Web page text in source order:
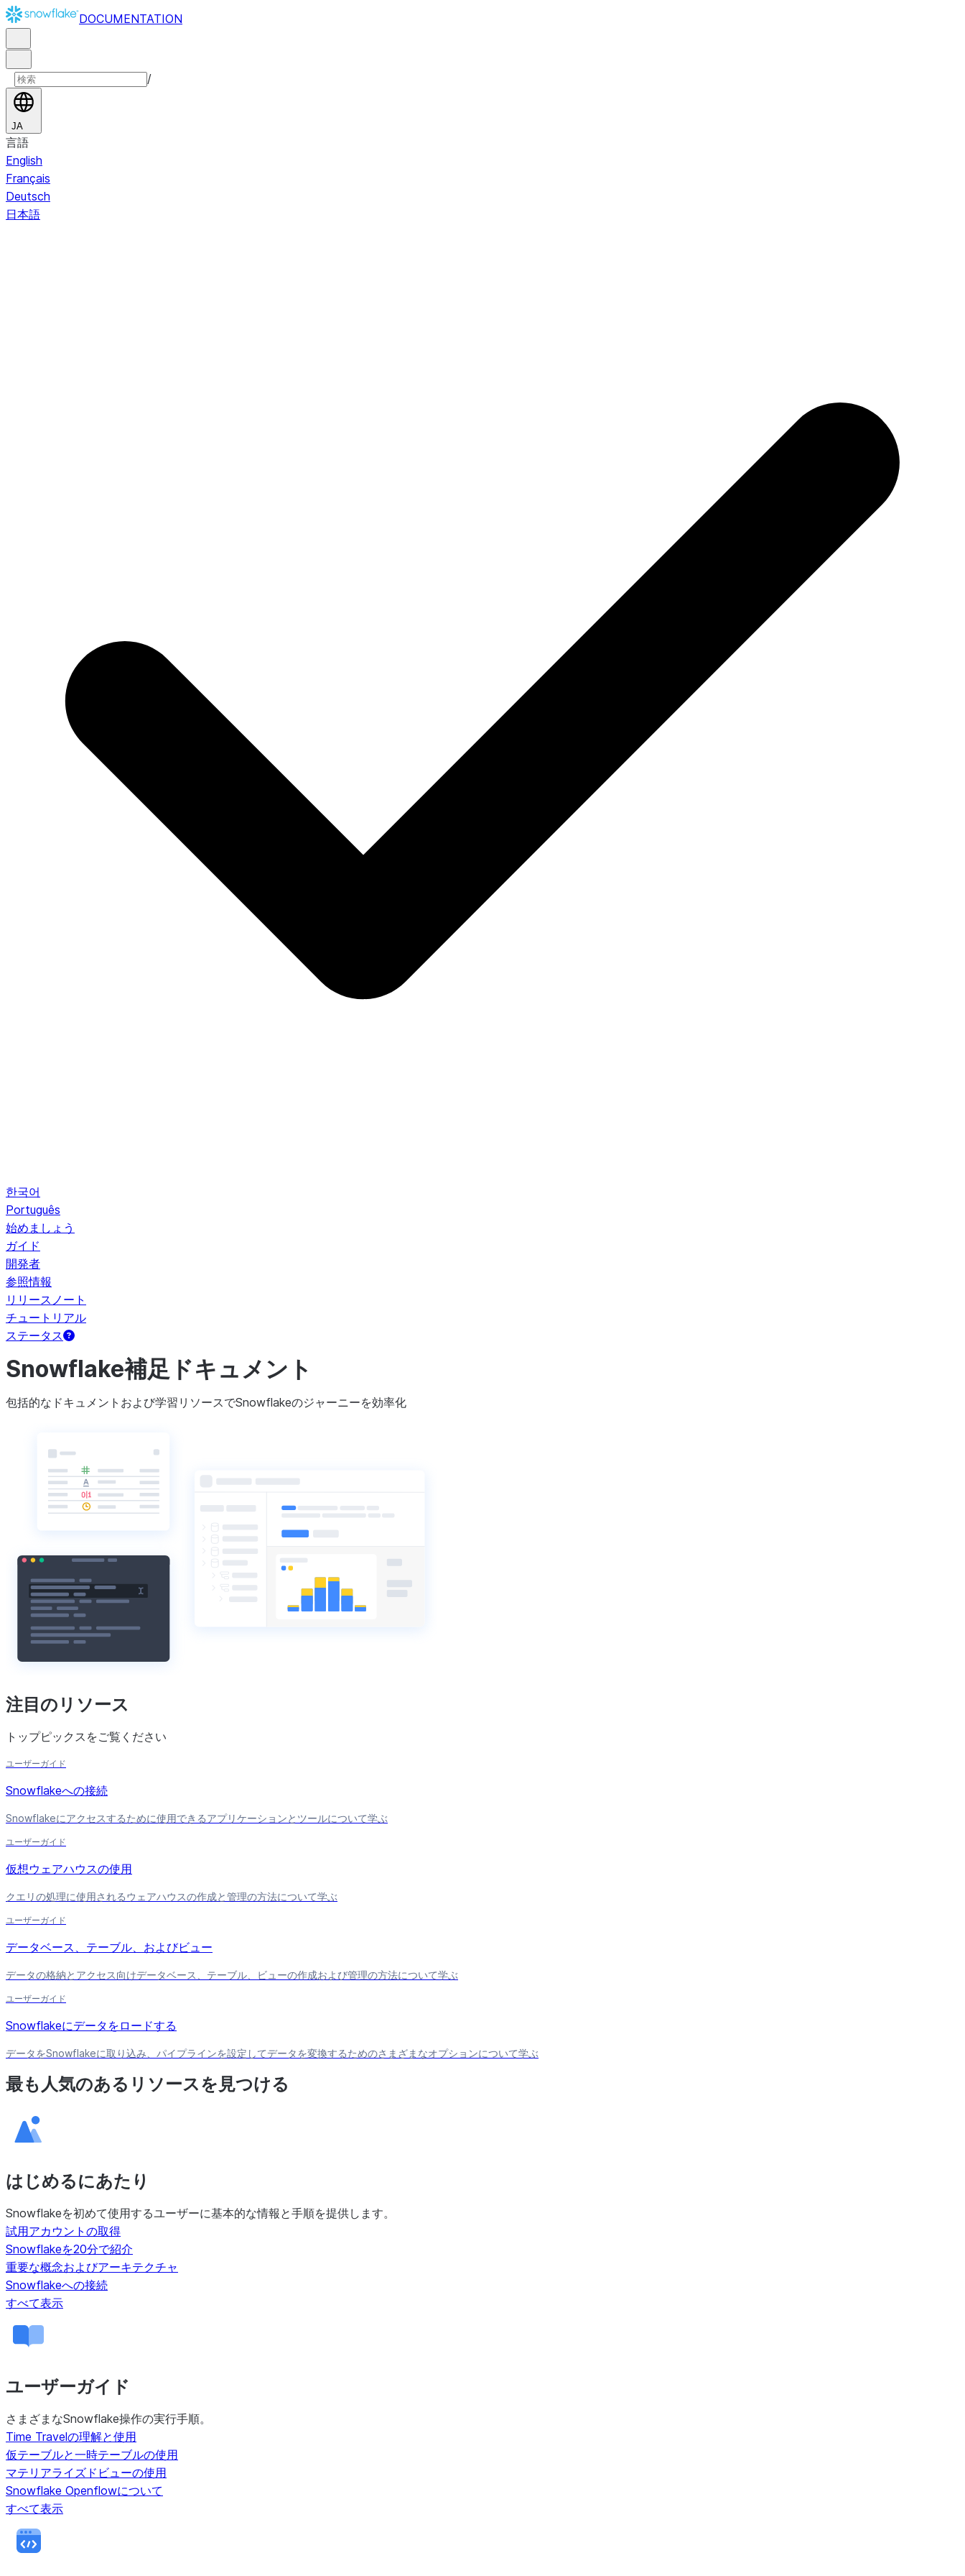
DOCUMENTATION
/
JA
言語
English
Français
Deutsch
日本語
한국어
Português
始めましょう
ガイド
開発者
参照情報
リリースノート
チュートリアル
ステータス
Snowflake補足ドキュメント
包括的なドキュメントおよび学習リソースでSnowflakeのジャーニーを効率化
注目のリソース
トップピックスをご覧ください
ユーザーガイド
Snowflakeへの接続
Snowflakeにアクセスするために使用できるアプリケーションとツールについて学ぶ
ユーザーガイド
仮想ウェアハウスの使用
クエリの処理に使用されるウェアハウスの作成と管理の方法について学ぶ
ユーザーガイド
データベース、テーブル、およびビュー
データの格納とアクセス向けデータベース、テーブル、ビューの作成および管理の方法について学ぶ
ユーザーガイド
Snowflakeにデータをロードする
データをSnowflakeに取り込み、パイプラインを設定してデータを変換するためのさまざまなオプションについて学ぶ
最も人気のあるリソースを見つける
はじめるにあたり
Snowflakeを初めて使用するユーザーに基本的な情報と手順を提供します。
試用アカウントの取得
Snowflakeを20分で紹介
重要な概念およびアーキテクチャ
Snowflakeへの接続
すべて表示
ユーザーガイド
さまざまなSnowflake操作の実行手順。
Time Travelの理解と使用
仮テーブルと一時テーブルの使用
マテリアライズドビューの使用
Snowflake Openflowについて
すべて表示